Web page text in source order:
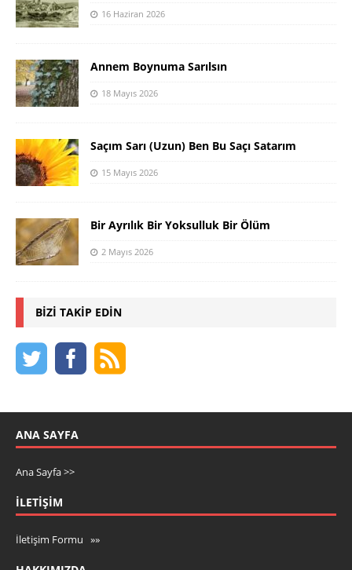
16 Haziran 2026
Annem Boynuma Sarılsın
18 Mayıs 2026
Saçım Sarı (Uzun) Ben Bu Saçı Satarım
15 Mayıs 2026
Bir Ayrılık Bir Yoksulluk Bir Ölüm
2 Mayıs 2026
BIZI TAKIP EDIN
ANA SAYFA
Ana Sayfa >>
İLETIŞIM
İletişim Formu »»